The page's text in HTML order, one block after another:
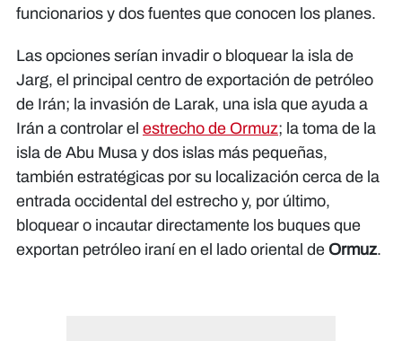
funcionarios y dos fuentes que conocen los planes.
Las opciones serían invadir o bloquear la isla de
Jarg, el principal centro de exportación de petróleo
de Irán; la invasión de Larak, una isla que ayuda a
Irán a controlar el estrecho de Ormuz; la toma de la
isla de Abu Musa y dos islas más pequeñas,
también estratégicas por su localización cerca de la
entrada occidental del estrecho y, por último,
bloquear o incautar directamente los buques que
exportan petróleo iraní en el lado oriental de Ormuz.